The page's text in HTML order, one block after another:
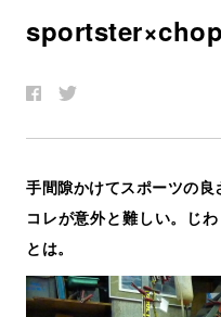
手間隙かけてスポーツの良
コレが意外と難しい。じ
とは。